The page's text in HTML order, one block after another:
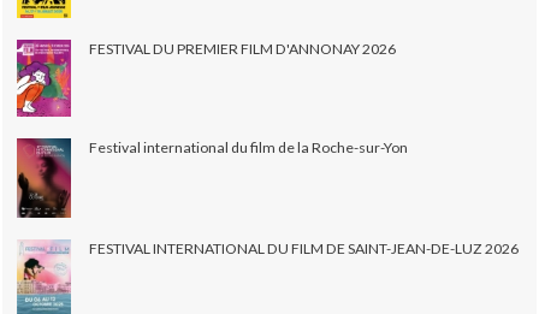
FESTIVAL DU PREMIER FILM D'ANNONAY 2026
Festival international du film de la Roche-sur-Yon
FESTIVAL INTERNATIONAL DU FILM DE SAINT-JEAN-DE-LUZ 2026